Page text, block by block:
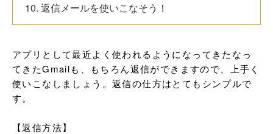
10. 返信メールを使いこなそう！
アプリとして最近よく使われるようになってきたなっ
てきたGmailも、もちろん返信ができますので、上手く
使いこなしましょう。返信の仕方はとてもシンプルで
す。
【返信方法】